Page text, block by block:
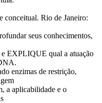
conceitual. Rio de Janeiro:
seus conhecimentos,
EXPLIQUE qual a atuação
enzimas de restrição,
a aplicabilidade e o